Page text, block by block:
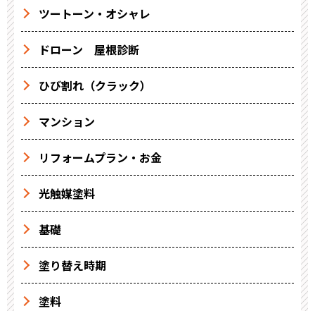
ツートーン・オシャレ
ドローン 屋根診断
ひび割れ（クラック）
マンション
リフォームプラン・お金
光触媒塗料
基礎
塗り替え時期
塗料